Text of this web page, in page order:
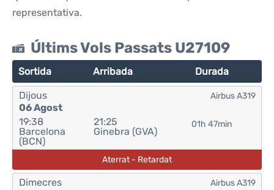
representativa.
Últims Vols Passats U27109
Sortida Arribada Durada
Dijous
06 Agost
19:38
Barcelona
(BCN)
21:25
Ginebra (GVA)
01h 47min
Airbus A319
Aterrat - Retardat
Dimecres
Airbus A319